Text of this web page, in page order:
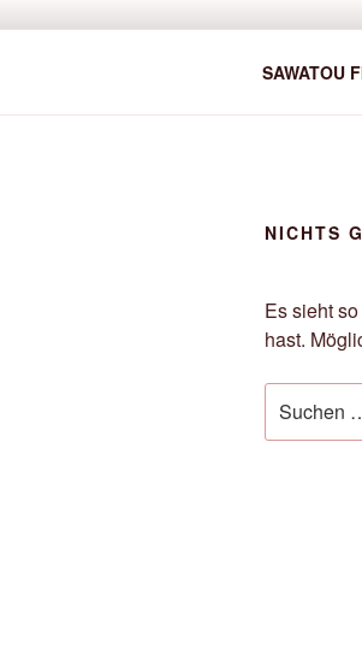
Fiber Artist
SAWATOU
NICHTS
Es sieht
hast.
nach: